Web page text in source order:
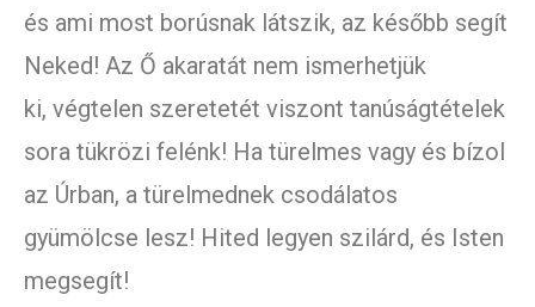
és ami most borúsnak látszik, az később segít
Neked! Az Ő akaratát nem ismerhetjük
ki, végtelen szeretetét viszont tanúságtételek
sora tükrözi felénk! Ha türelmes vagy és bízol
az Úrban, a türelmednek csodálatos
gyümölcse lesz! Hited legyen szilárd, és Isten
megsegít!